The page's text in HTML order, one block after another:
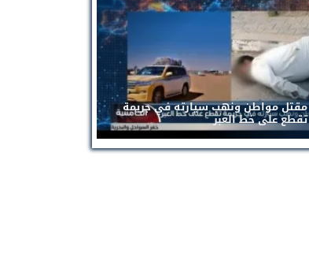
مقتل مواطن ونهب سيارته في جريمة
تقطع على خط العبر